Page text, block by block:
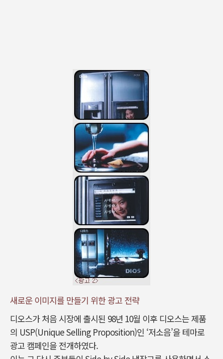
새로운 이미지를 만들기 위한 광고 전략
디오스가 처음 시장에 출시된 98년 10월 이후 디오스는 제품
의 USP(Unique Selling Proposition)인 ‘저소음’을 테마로
광고 캠페인을 전개하였다.